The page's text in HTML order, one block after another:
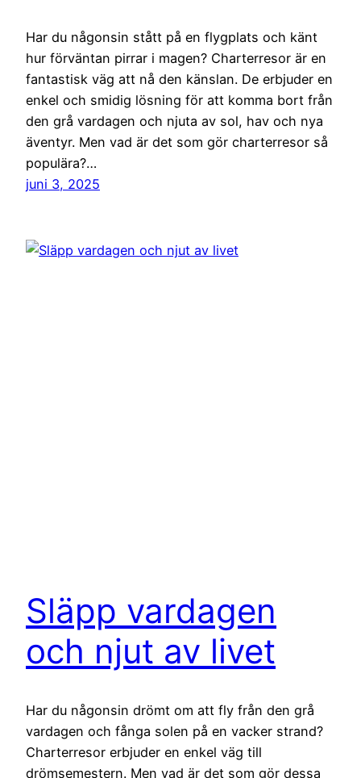
Har du någonsin stått på en flygplats och känt
hur förväntan pirrar i magen? Charterresor är en
fantastisk väg att nå den känslan. De erbjuder en
enkel och smidig lösning för att komma bort från
den grå vardagen och njuta av sol, hav och nya
äventyr. Men vad är det som gör charterresor så
populära?…
juni 3, 2025
Släpp vardagen
och njut av livet
Har du någonsin drömt om att fly från den grå
vardagen och fånga solen på en vacker strand?
Charterresor erbjuder en enkel väg till
drömsemestern. Men vad är det som gör dessa